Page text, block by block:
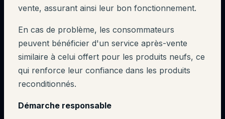
vente, assurant ainsi leur bon fonctionnement.
En cas de problème, les consommateurs
peuvent bénéficier d'un service après-vente
similaire à celui offert pour les produits neufs, ce
qui renforce leur confiance dans les produits
reconditionnés.
Démarche responsable